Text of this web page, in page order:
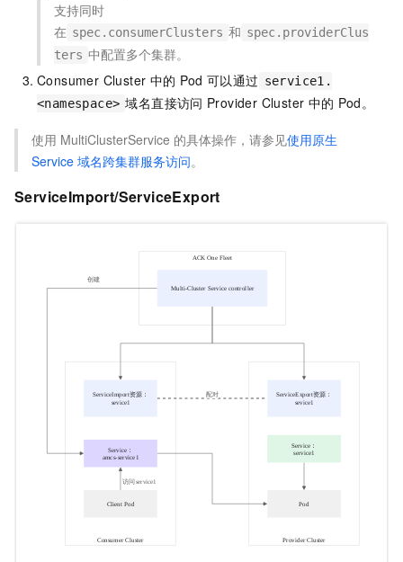
支持同时
在 spec.consumerClusters 和 spec.providerClus
ters 中配置多个集群。
Consumer Cluster 中的 Pod 可以通过 service1.
<namespace> 域名直接访问 Provider Cluster 中的 Pod。
使用 MultiClusterService 的具体操作，请参见使用原生
Service 域名跨集群服务访问。
ServiceImport/ServiceExport